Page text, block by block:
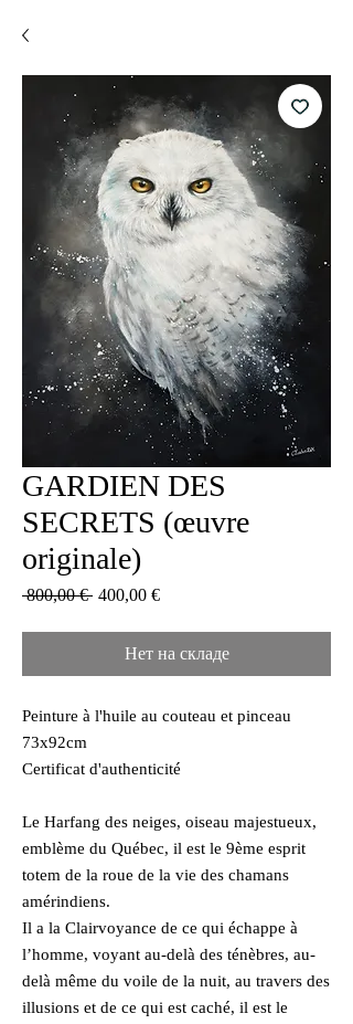
GARDIEN DES
SECRETS (œuvre
originale)
800,00 € Обычная
400,00 €Спеццена
Нет на складе
Peinture à l'huile au couteau et pinceau
73x92cm
Certificat d'authenticité
Le Harfang des neiges, oiseau majestueux,
emblème du Québec, il est le 9ème esprit
totem de la roue de la vie des chamans
amérindiens.
Il a la Clairvoyance de ce qui échappe à
l’homme, voyant au-delà des ténèbres, au-
delà même du voile de la nuit, au travers des
illusions et de ce qui est caché, il est le